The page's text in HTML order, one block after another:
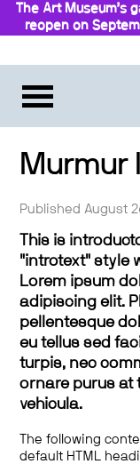
The Art Museum’s
reopen on
Murmur
Published August
This is
"introtext" style
Lorem ipsum
adipiscing elit.
pellentesque
eu tellus sed
turpis, nec
ornare purus at
vehicula.
The following
default HTML